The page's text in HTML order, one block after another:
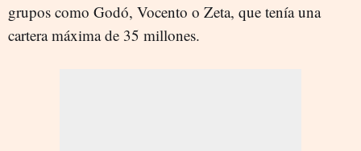
grupos como Godó, Vocento o Zeta, que tenía una
cartera máxima de 35 millones.